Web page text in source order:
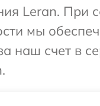
Leran. При
мы
наш счет в